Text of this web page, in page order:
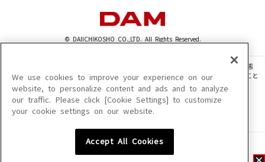
© DAIICHIKOSHO CO.,LTD. All Rights Reserved.
このサイトに掲載されている一切の文章・画像・写真・動画・音声等を、手段や形態
を問わず、著作権法の定める範囲を超えて無断で複製、転載、ファイル化などすること
を禁じます。
楽曲及びコンテンツは、機種によりご利用いただけない場合があります。
楽曲及びコンテンツの配信日、配信内容が変更になる場合があります。
We use cookies to improve your experience on our
website, to personalize content and ads and to analyze
our traffic. Please click [Cookie Settings] to customize
your cookie settings on our website.
Accept All Cookies